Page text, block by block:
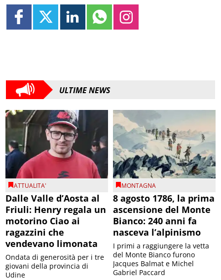
ULTIME NEWS
ATTUALITA'
Dalle Valle d’Aosta al
Friuli: Henry regala un
motorino Ciao ai
ragazzini che
vendevano limonata
Ondata di generosità per i tre
giovani della provincia di
Udine
MONTAGNA
8 agosto 1786, la prima
ascensione del Monte
Bianco: 240 anni fa
nasceva l’alpinismo
I primi a raggiungere la vetta
del Monte Bianco furono
Jacques Balmat e Michel
Gabriel Paccard